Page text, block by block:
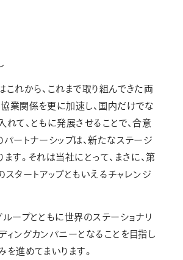
これから、これまで取り組んできた両
業関係を更に加速し、国内だけでな
れて、ともに発展させることで、合意
パートナーシップは、新たなステージ
す。それは当社にとって、まさに、第
スタートアップともいえるチャレンジ
ループとともに世界のステーショナリ
ィングカンパニーとなることを目指し
を進めてまいります。